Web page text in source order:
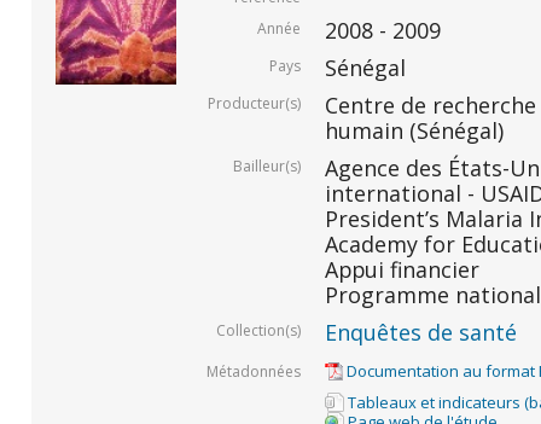
Année 2008 - 2009
Pays Sénégal
Producteur(s)
Centre de
humain (Sénégal)
Bailleur(s)
Agence des États-
international -
President’s Malaria
Academy for
Appui financier
Programme
Collection(s) Enquêtes de santé
Métadonnées
Documentation au format
Tableaux et indicateurs